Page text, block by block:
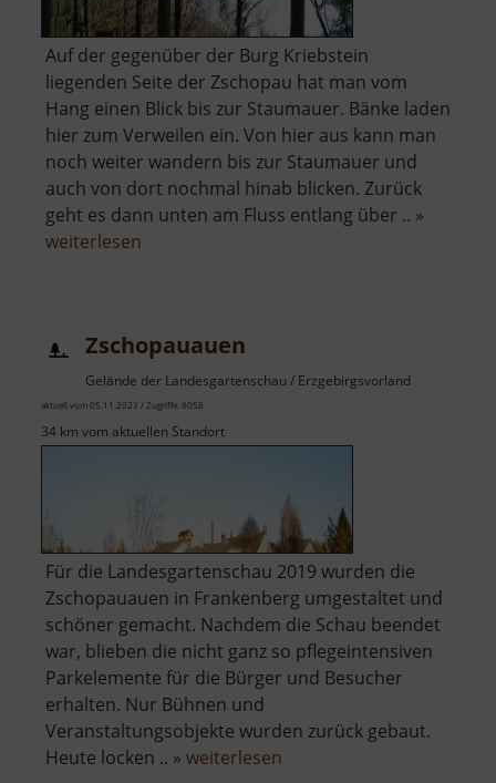
Auf der gegenüber der Burg Kriebstein
liegenden Seite der Zschopau hat man vom
Hang einen Blick bis zur Staumauer. Bänke laden
hier zum Verweilen ein. Von hier aus kann man
noch weiter wandern bis zur Staumauer und
auch von dort nochmal hinab blicken. Zurück
geht es dann unten am Fluss entlang über .. »
weiterlesen
Zschopauauen
Gelände der Landesgartenschau / Erzgebirgsvorland
aktuell vom 05.11.2023 / Zugriffe: 8058
34 km vom aktuellen Standort
Für die Landesgartenschau 2019 wurden die
Zschopauauen in Frankenberg umgestaltet und
schöner gemacht. Nachdem die Schau beendet
war, blieben die nicht ganz so pflegeintensiven
Parkelemente für die Bürger und Besucher
erhalten. Nur Bühnen und
Veranstaltungsobjekte wurden zurück gebaut.
Heute locken .. » weiterlesen